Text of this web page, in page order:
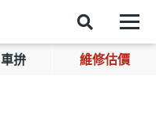
車拚 維修估價